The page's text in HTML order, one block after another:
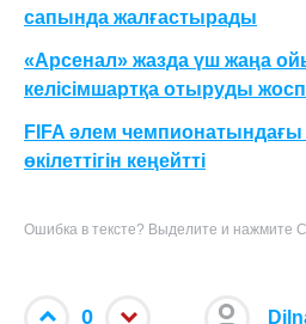
сапында жалғастырады
«Арсенал» жазда үш жаңа
келісімшартқа отыруды
FIFA әлем чемпионатындағы
өкілеттігін кеңейтті
Ошибка в тексте? Выделите и нажмите
0